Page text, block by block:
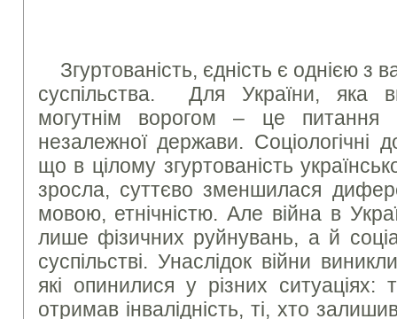
Згуртованість, єдність є однією з
суспільства. Для України, яка
могутнім ворогом – це питання
незалежної держави. Соціологічні
що в цілому згуртованість
зросла, суттєво зменшилася
мовою, етнічністю. Але війна в
лише фізичних руйнувань, а й
суспільстві. Унаслідок війни
які опинилися у різних
отримав інвалідність, ті, хто